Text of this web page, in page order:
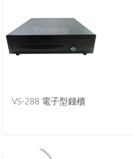
VS-288 電子型錢櫃